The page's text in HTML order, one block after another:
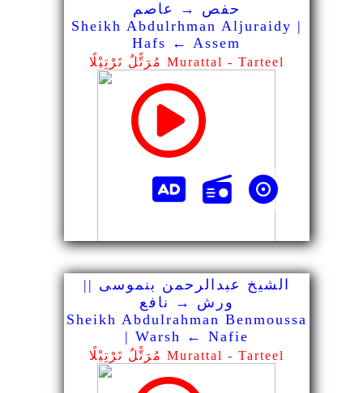
حفص → عاصم
Sheikh Abdulrhman Aljuraidy |
Hafs ← Assem
مُرَتًّلٌ تَرْتِيْلًا Murattal - Tarteel
الشيخ عبدالرحمن بنموسى ||
ورش → نافع
Sheikh Abdulrahman Benmoussa
| Warsh ← Nafie
مُرَتًّلٌ تَرْتِيْلًا Murattal - Tarteel